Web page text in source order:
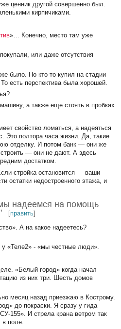
ценник другой совершенно был.
кирпичиками.
»… Конечно, место там уже
или даже отсутствия
было. Но кто-то купил на стадии
есть перспектива была хорошей.
а также еще стоять в пробках.
свойство ломаться, а надеяться
Это полтора часа жизни. Да, такие
отделку. И потом банк — они же
— они не дают. А здесь
достатком.
стройка остановится — ваши
остатки недостроенного этажа, и
надеемся на помощь
[править]
А на какое надеетесь?
у «Теле2» - «мы честные люди».
«Белый город» когда начал
из них три. Шесть домов
месяц назад приезжаю в Кострому.
до покраски. Я сразу у гида
155». И стрела крана ветром так
в поле.